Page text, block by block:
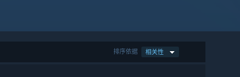
排序依据 相关性